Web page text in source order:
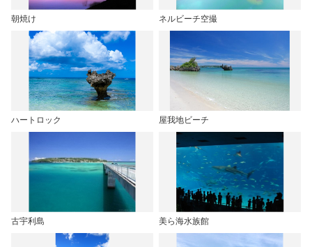
朝焼け ネルビーチ空撮
ハートロック 屋我地ビーチ
古宇利島 美ら海水族館